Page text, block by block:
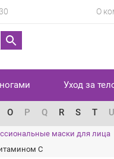
О
Уход за
O P Q R S T U
маски для лица
С